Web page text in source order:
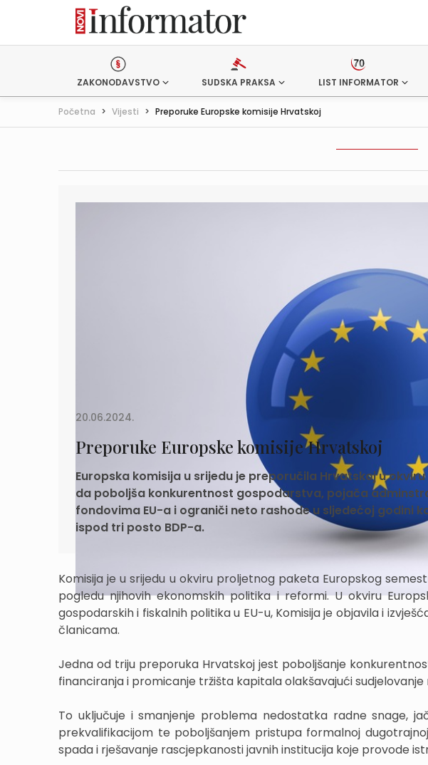
ZAKONODAVSTVO SUDSKA PRAKSA LIST INFORMATOR
Početna > Vijesti > Preporuke Europske komisije Hrvatskoj
20.06.2024.
Preporuke Europske komisije Hrvatskoj
Europska komisija u srijedu je preporučila Hrvatskoj u
da poboljša konkurentnost gospodarstva, pojača
fondovima EU-a i ograniči neto rashode u sljedećoj godini
ispod tri posto BDP-a.
Komisija je u srijedu u okviru proljetnog paketa Europskog
pogledu njihovih ekonomskih politika i reformi. U okviru
gospodarskih i fiskalnih politika u EU-u, Komisija je objavila i
članicama.
Jedna od triju preporuka Hrvatskoj jest poboljšanje
financiranja i promicanje tržišta kapitala olakšavajući
To uključuje i smanjenje problema nedostatka radne snage,
prekvalifikacijom te poboljšanjem pristupa formalnoj
spada i rješavanje rascjepkanosti javnih institucija koje provode